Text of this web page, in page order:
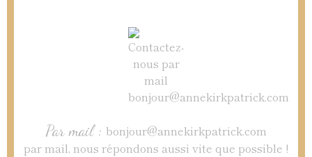
Par mail : bonjour@annekirkpatrick.com
par mail, nous répondons aussi vite que possible !